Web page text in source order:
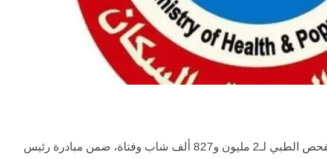
أعلنت وزارة الصحة والسكان، إجراء الفحص الطبي لـ2 مليون و827 ألف شاب وفتاة، ضمن مبادرة رئيس